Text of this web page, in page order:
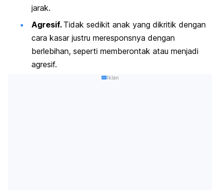
jarak.
Agresif. Tidak sedikit anak yang dikritik dengan
cara kasar justru meresponsnya dengan
berlebihan, seperti memberontak atau menjadi
agresif.
Iklan